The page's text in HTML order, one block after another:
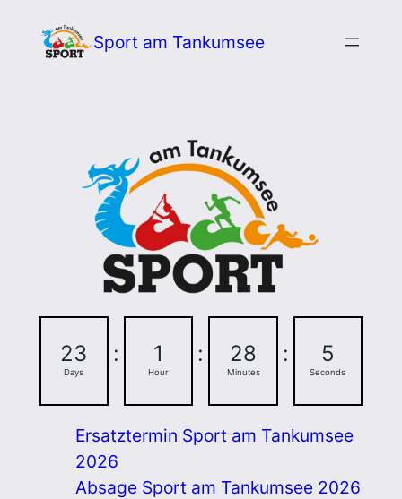
Inhalt
Sport am Tankumsee
23
Days
: 1
Hour
: 28
Minutes
: 4
Seconds
Ersatztermin Sport am Tankumsee
2026
Absage Sport am Tankumsee 2026